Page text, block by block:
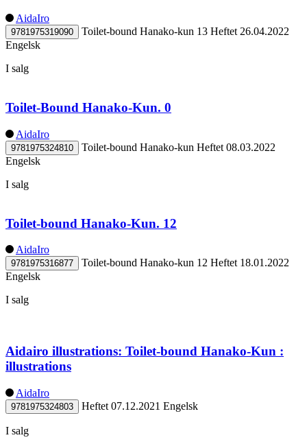
AidaIro
9781975319090 Toilet-bound Hanako-kun 13 Heftet 26.04.2022
Engelsk
I salg
Toilet-Bound Hanako-Kun. 0
AidaIro
9781975324810 Toilet-bound Hanako-kun Heftet 08.03.2022
Engelsk
I salg
Toilet-bound Hanako-Kun. 12
AidaIro
9781975316877 Toilet-bound Hanako-kun 12 Heftet 18.01.2022
Engelsk
I salg
Aidairo illustrations: Toilet-bound Hanako-Kun :
illustrations
AidaIro
9781975324803 Heftet 07.12.2021 Engelsk
I salg